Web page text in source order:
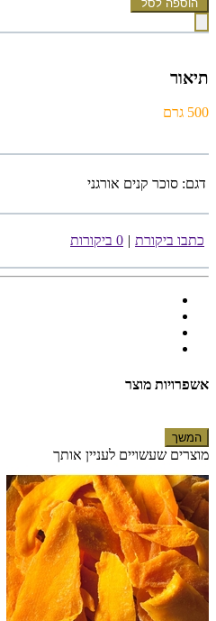
הוספה לסל
תיאור
500 גרם
דגם: סוכר קנים אורגני
כתבו ביקורת | 0 ביקורות
אשפרויות מוצר
המשך
מוצרים שעשויים לעניין אותך